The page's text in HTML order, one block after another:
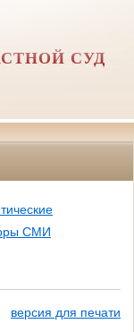
СУД
СМИ
версия для печати